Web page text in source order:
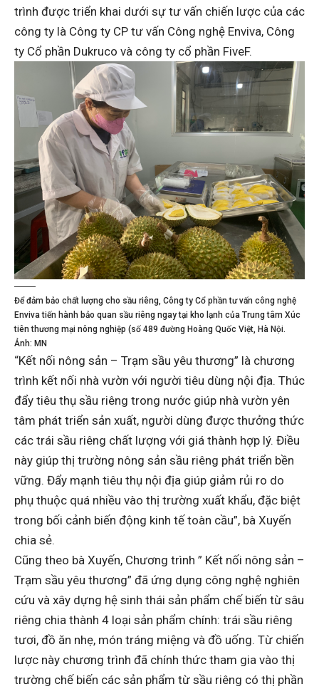
trình được triển khai dưới sự tư vấn chiến lược của các
công ty là Công ty CP tư vấn Công nghệ Enviva, Công
ty Cổ phần Dukruco và công ty cổ phần FiveF.
Để đảm bảo chất lượng cho sầu riêng, Công ty Cổ phần tư vấn công nghệ
Enviva tiến hành bảo quan sầu riêng ngay tại kho lạnh của Trung tâm Xúc
tiên thương mại nông nghiệp (số 489 đường Hoàng Quốc Việt, Hà Nội.
Ảnh: MN
“Kết nối nông sản – Trạm sầu yêu thương” là chương
trình kết nối nhà vườn với người tiêu dùng nội địa. Thúc
đẩy tiêu thụ sầu riêng trong nước giúp nhà vườn yên
tâm phát triển sản xuất, người dùng được thưởng thức
các trái sầu riêng chất lượng với giá thành hợp lý. Điều
này giúp thị trường nông sản sầu riêng phát triển bền
vững. Đẩy mạnh tiêu thụ nội địa giúp giảm rủi ro do
phụ thuộc quá nhiều vào thị trường xuất khẩu, đặc biệt
trong bối cảnh biến động kinh tế toàn cầu”, bà Xuyến
chia sẻ.
Cũng theo bà Xuyến, Chương trình ” Kết nối nông sản –
Trạm sầu yêu thương” đã ứng dụng công nghệ nghiên
cứu và xây dựng hệ sinh thái sản phẩm chế biến từ sâu
riêng chia thành 4 loại sản phẩm chính: trái sầu riêng
tươi, đồ ăn nhẹ, món tráng miệng và đồ uống. Từ chiến
lược này chương trình đã chính thức tham gia vào thị
trường chế biến các sản phẩm từ sầu riêng có thị phần